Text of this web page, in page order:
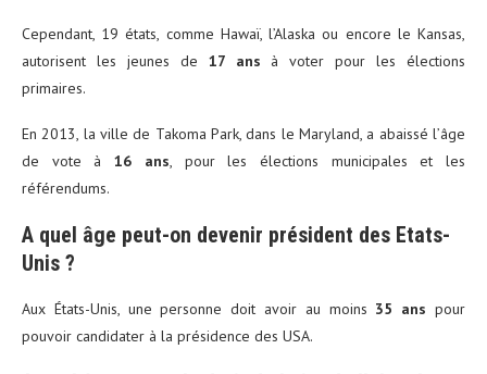
Cependant, 19 états, comme Hawaï, l’Alaska ou encore le Kansas,
autorisent les jeunes de 17 ans à voter pour les élections
primaires.
En 2013, la ville de Takoma Park, dans le Maryland, a abaissé l’âge
de vote à16 ans, pour les élections municipales et les
référendums.
A quel âge peut-on devenir président des Etats-
Unis ?
Aux États-Unis, une personne doit avoir au moins 35 ans pour
pouvoir candidater à la présidence des USA.